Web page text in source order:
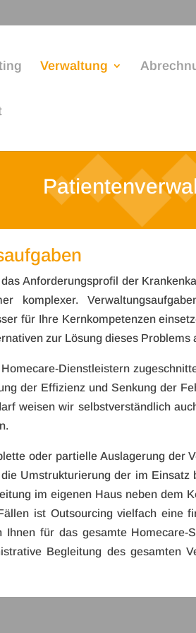
Verwaltung
Anfor­de­rungs­pro­fil der
kom­ple­xer.
für Ihre Kern­kom­pe­ten­zen
zur Lösung die­ses Pro­blems
Dienstleistern
der Effi­zi­enz und Sen­kung der
wei­sen wir selbst­ver­ständ­lich
oder par­ti­elle Aus­la­ge­rung der
Umstruk­tu­rie­rung der im Ein­satz
im eige­nen Haus neben dem
ist Out­sour­cing viel­fach eine
für das gesamte Homecare-
Beglei­tung des gesam­ten